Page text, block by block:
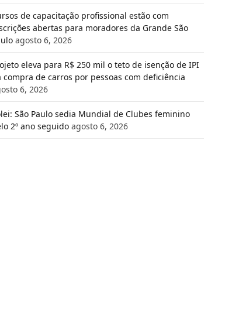
de capacitação profissional estão com
abertas para moradores da Grande São
agosto 6, 2026
eleva para R$ 250 mil o teto de isenção de IPI
compra de carros por pessoas com deficiência
6, 2026
São Paulo sedia Mundial de Clubes feminino
2º ano seguido agosto 6, 2026